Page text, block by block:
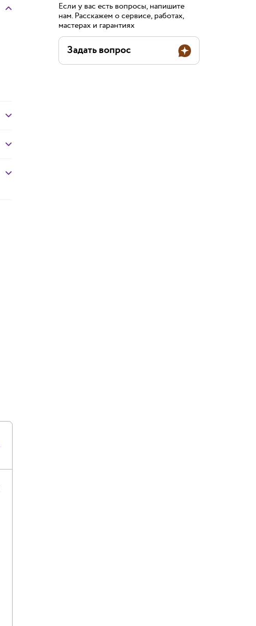
Если у вас есть вопросы, напишите
нам. Расскажем о сервисе, работах,
мастерах и гарантиях
Задать вопрос